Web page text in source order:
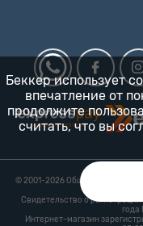
© 2001-2026 Общество с
Свидетельство о
Интернет-магазин
Беккер использует
впечатление от
продолжите
считать, что вы